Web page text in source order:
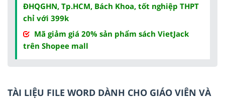
ĐHQGHN, Tp.HCM, Bách Khoa, tốt nghiệp THPT
chỉ với 399k
Mã giảm giá 20% sản phẩm sách VietJack
trên Shopee mall
TÀI LIỆU FILE WORD DÀNH CHO GIÁO VIÊN VÀ